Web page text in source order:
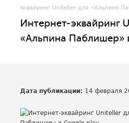
эквайринг Uniteller для «Альпина
Интернет-эквайринг
«Альпина Паблишер»
Дата публикации: 14 февраля